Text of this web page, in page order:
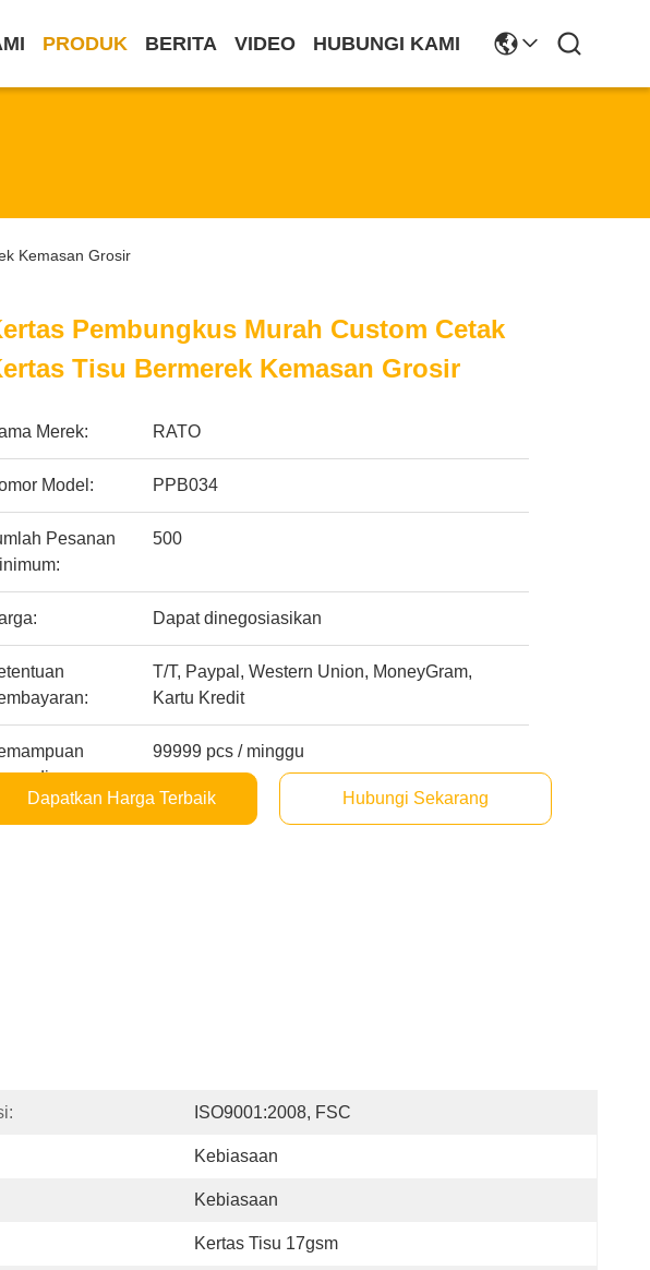
PRODUK BERITA VIDEO HUBUNGI KAMI
Kemasan Grosir
Pembungkus Murah Custom Cetak
Tisu Bermerek Kemasan Grosir
Merek: RATO
Model: PPB034
Pesanan
500
Dapat dinegosiasikan
T/T, Paypal, Western Union, MoneyGram,
Kartu Kredit
99999 pcs / minggu
Dapatkan Harga Terbaik Hubungi Sekarang
ISO9001:2008, FSC
Kebiasaan
Kebiasaan
Kertas Tisu 17gsm